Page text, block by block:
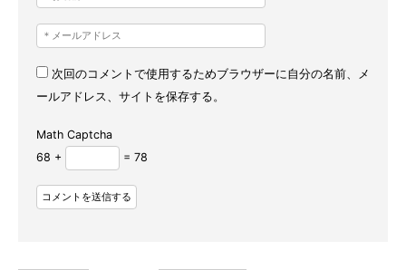
次回のコメントで使用するためブラウザーに自分の名前、メ
ールアドレス、サイトを保存する。
Math Captcha
68 +
= 78